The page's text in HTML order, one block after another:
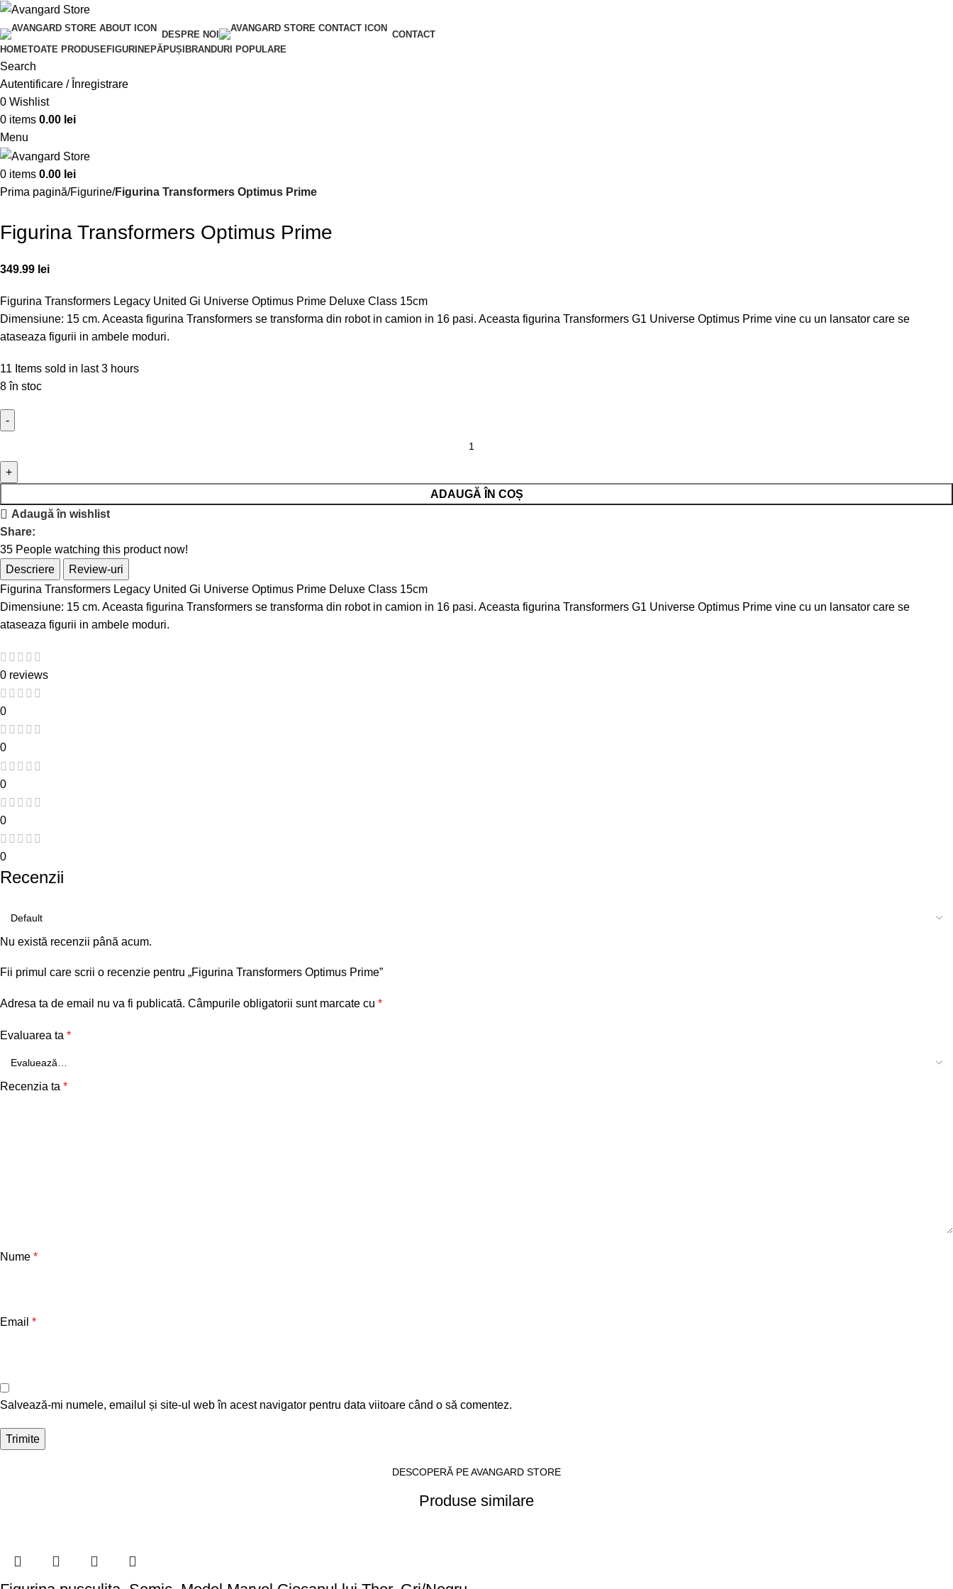
DESPRE NOI
CONTACT
HOMETOATE PRODUSEFIGURINEPĂPUȘI BRANDURI POPULARE
Search
Autentificare / Înregistrare
0 Wishlist
0 items 0.00 lei
Menu
0 items 0.00 lei
Prima pagină Figurine Figurina Transformers Optimus Prime
Figurina Transformers Optimus Prime
349.99 lei
Figurina Transformers Legacy United Gi Universe Optimus Prime Deluxe Class 15cm
Dimensiune: 15 cm. Aceasta figurina Transformers se transforma din robot in camion in 16 pasi. Aceasta figurina Transformers G1 Universe Optimus Prime vine cu un lansator care se
ataseaza figurii in ambele moduri.
11 Items sold in last 3 hours
8 în stoc
ADAUGĂ ÎN COȘ
Adaugă în wishlist
Share:
35 People watching this product now!
Descriere
Review-uri
Figurina Transformers Legacy United Gi Universe Optimus Prime Deluxe Class 15cm
Dimensiune: 15 cm. Aceasta figurina Transformers se transforma din robot in camion in 16 pasi. Aceasta figurina Transformers G1 Universe Optimus Prime vine cu un lansator care se
ataseaza figurii in ambele moduri.
0 reviews
0
0
0
0
0
Recenzii
Nu există recenzii până acum.
Fii primul care scrii o recenzie pentru „Figurina Transformers Optimus Prime”
Adresa ta de email nu va fi publicată. Câmpurile obligatorii sunt marcate cu *
Evaluarea ta *
Recenzia ta *
Nume *
Email *
Salvează-mi numele, emailul și site-ul web în acest navigator pentru data viitoare când o să comentez.
DESCOPERĂ PE AVANGARD STORE
Produse similare